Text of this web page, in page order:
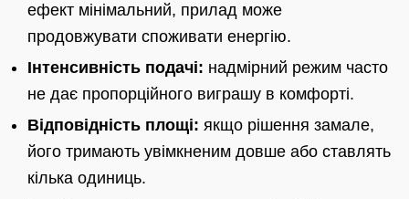
ефект мінімальний, прилад може
продовжувати споживати енергію.
Інтенсивність подачі: надмірний режим часто
не дає пропорційного виграшу в комфорті.
Відповідність площі: якщо рішення замале,
його тримають увімкненим довше або ставлять
кілька одиниць.